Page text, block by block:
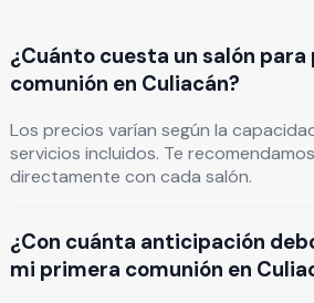
¿Cuánto cuesta un salón
comunión en Culiacán?
Los precios varían según la
servicios incluidos. Te
directamente con cada salón.
¿Con cuánta anticipación
mi primera comunión en